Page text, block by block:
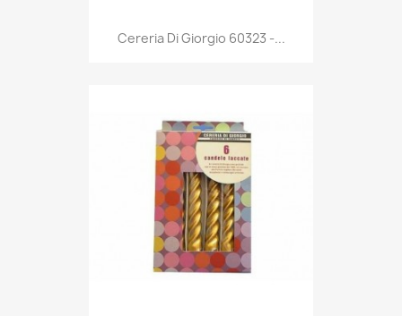
Anteprima
Cereria Di Giorgio 60323 -...